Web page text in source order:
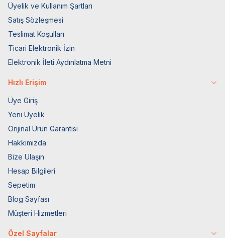
Üyelik ve Kullanım Şartları
Satış Sözleşmesi
Teslimat Koşulları
Ticari Elektronik İzin
Elektronik İleti Aydınlatma Metni
Hızlı Erişim
Üye Giriş
Yeni Üyelik
Orijinal Ürün Garantisi
Hakkımızda
Bize Ulaşın
Hesap Bilgileri
Sepetim
Blog Sayfası
Müşteri Hizmetleri
Özel Sayfalar